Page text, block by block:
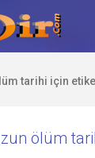
tarihi için
ölüm